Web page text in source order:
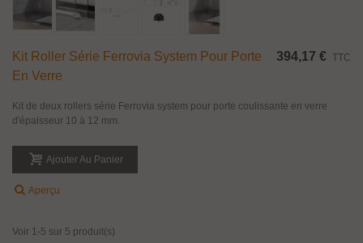
Kit Roller Série Ferrovia System Pour Porte
En Verre
394,17 € TTC
Kit de deux rollers série Ferrovia system pour porte coulissante en verre
d'épaisseur 10 à 12 mm.
Ajouter Au Panier
Aperçu
Voir 1-5 sur 5 produit(s)